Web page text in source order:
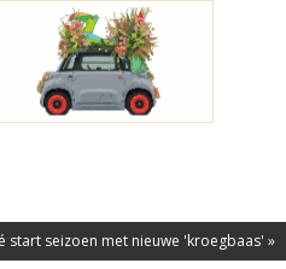
start seizoen met nieuwe 'kroegbaas' »